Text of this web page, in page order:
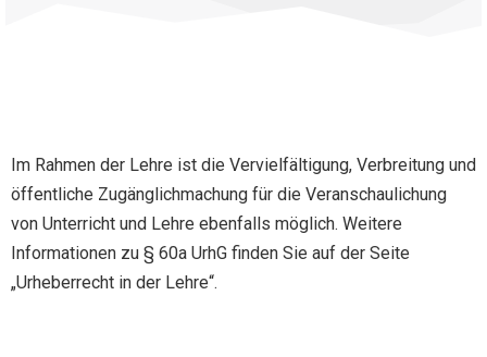
Im Rahmen der Lehre ist die Vervielfältigung, Verbreitung und
öffentliche Zugänglichmachung für die Veranschaulichung
von Unterricht und Lehre ebenfalls möglich. Weitere
Informationen zu § 60a UrhG finden Sie auf der Seite
„Urheberrecht in der Lehre“.